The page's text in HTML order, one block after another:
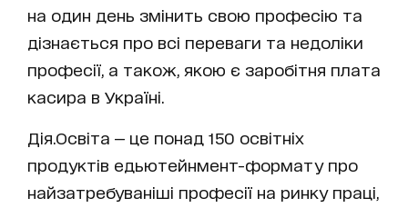
на один день змінить свою професію та
дізнається про всі переваги та недоліки
професії, а також, якою є заробітня плата
касира в Україні.
Дія.Освіта — це понад 150 освітніх
продуктів едьютейнмент-формату про
найзатребуваніші професії на ринку праці,